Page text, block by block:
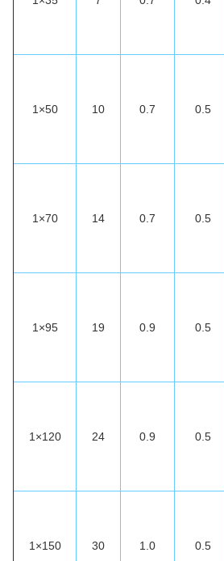
1×50 10 0.7 0.5
1×70 14 0.7 0.5
1×95 19 0.9 0.5
1×120 24 0.9 0.5
1×150 30 1.0 0.5